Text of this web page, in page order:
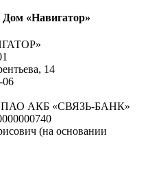
«Навигатор»
14
06
АКБ «СВЯЗЬ-БАНК»
(на основании